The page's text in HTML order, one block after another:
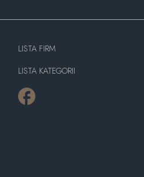
LISTA FIRM
LISTA KATEGORII